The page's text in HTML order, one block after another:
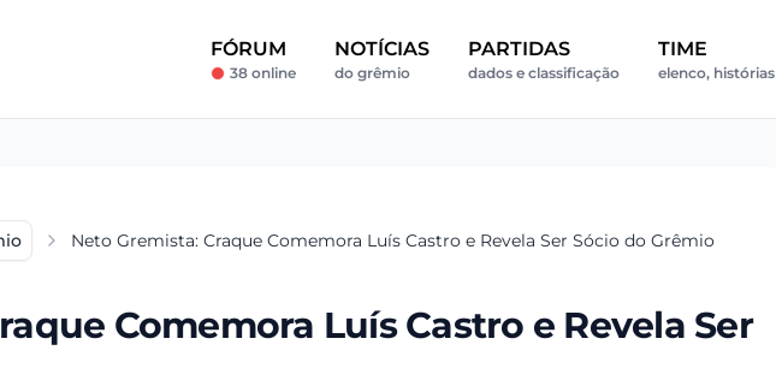
FÓRUM
38 online
NOTÍCIAS
do grêmio
PARTIDAS
dados e classificação
TIME
elenco, histórias
Neto Gremista: Craque Comemora Luís Castro e Revela Ser Sócio do Grêmio
Comemora Luís Castro e Revela Ser